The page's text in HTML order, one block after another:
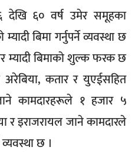
देखि ६० वर्ष उमेर समूहका
बिमा गर्नुपर्ने व्यवस्था छ
म्यादी बिमाको शुल्क फरक छ
अरेबिया, कतार र युएईसहित
कामदारहरूले १ हजार ५
र इराजरायल जाने कामदारले
छ ।